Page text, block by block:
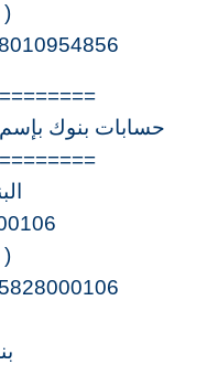
(
حسابات بنوك بإسم
(